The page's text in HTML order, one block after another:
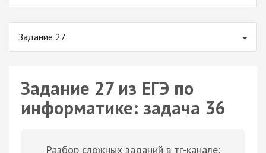
Задание 27
Задание 27 из ЕГЭ по
информатике: задача 36
Разбор сложных заданий в тг-канале: